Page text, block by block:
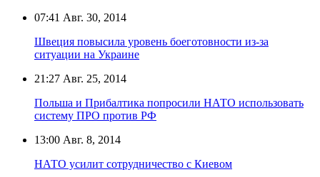
07:41 Авг. 30, 2014
Швеция повысила уровень боеготовности из-за
ситуации на Украине
21:27 Авг. 25, 2014
Польша и Прибалтика попросили НАТО использовать
систему ПРО против РФ
13:00 Авг. 8, 2014
НАТО усилит сотрудничество с Киевом